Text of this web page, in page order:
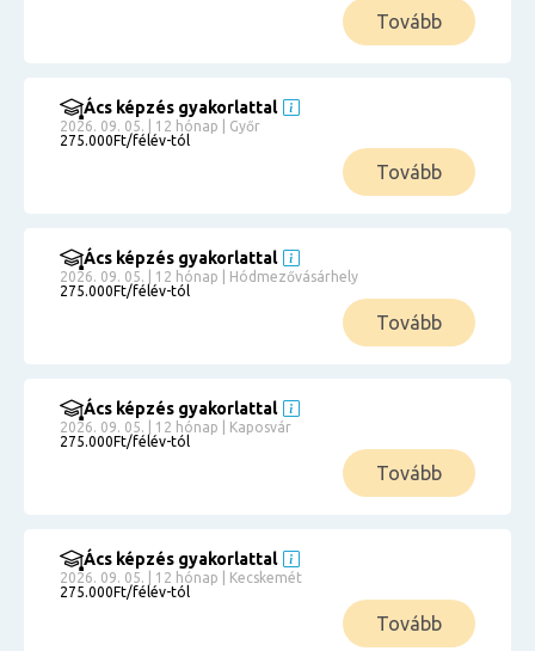
Tovább
Ács képzés gyakorlattal
2026. 09. 05. | 12 hónap | Győr
275.000Ft/félév-tól
Tovább
Ács képzés gyakorlattal
2026. 09. 05. | 12 hónap | Hódmezővásárhely
275.000Ft/félév-tól
Tovább
Ács képzés gyakorlattal
2026. 09. 05. | 12 hónap | Kaposvár
275.000Ft/félév-tól
Tovább
Ács képzés gyakorlattal
2026. 09. 05. | 12 hónap | Kecskemét
275.000Ft/félév-tól
Tovább